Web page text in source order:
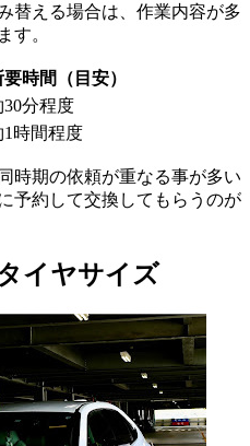
替える場合は、作業内容が多
す。
要時間（目安）
30分程度
1時間程度
時期の依頼が重なる事が多い
予約して交換してもらうのが
イヤサイズ